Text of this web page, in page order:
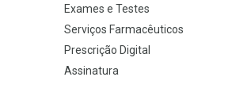
Exames e Testes
Serviços Farmacêuticos
Prescrição Digital
Assinatura